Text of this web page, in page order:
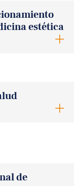
estética
de